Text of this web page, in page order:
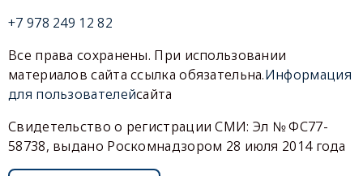
+7 978 249 12 82
Все права сохранены. При использовании
материалов сайта ссылка обязательна.Информация
для пользователейсайта
Свидетельство о регистрации СМИ: Эл № ФС77-
58738, выдано Роскомнадзором 28 июля 2014 года